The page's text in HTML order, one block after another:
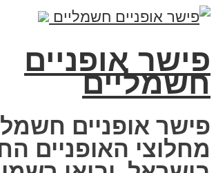
פישר אופניים
חשמליים
פישר אופניים
מחלוצי האופניים